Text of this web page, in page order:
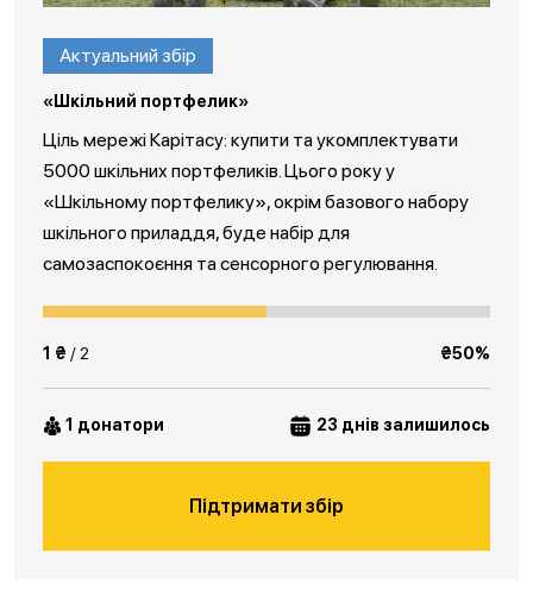
Актуальний збір
«Шкільний портфелик»
Ціль мережі Карітасу: купити та укомплектувати
5000 шкільних портфеликів. Цього року у
«Шкільному портфелику», окрім базового набору
шкільного приладдя, буде набір для
самозаспокоєння та сенсорного регулювання.
1 ₴ / 2 ₴50%
1 донатори 23 днів залишилось
Підтримати збір